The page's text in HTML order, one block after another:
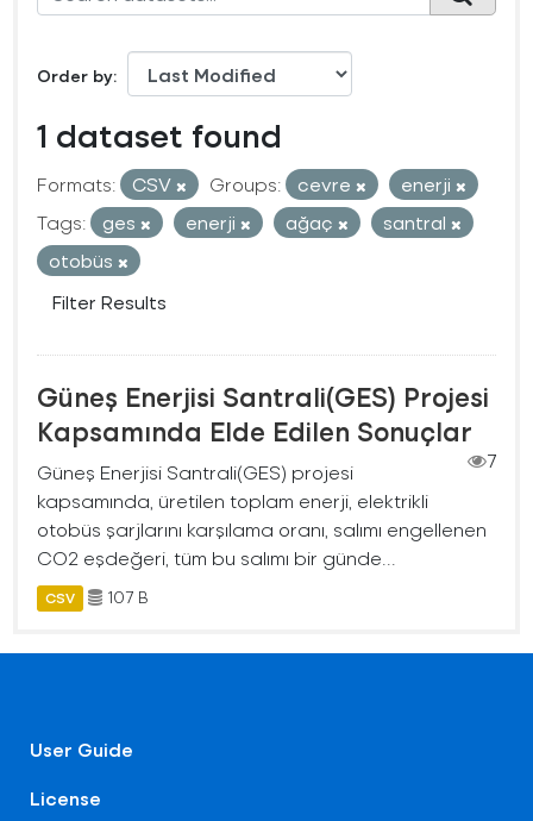
Order by
1 dataset found
Formats: CSV Groups: cevre
enerji
Tags:
ges enerji ağaç
santral
otobüs
Filter Results
Güneş Enerjisi Santrali(GES) Projesi
Kapsamında Elde Edilen Sonuçlar
7
Güneş Enerjisi Santrali(GES) projesi
kapsamında, üretilen toplam enerji, elektrikli
otobüs şarjlarını karşılama oranı, salımı engellenen
CO2 eşdeğeri, tüm bu salımı bir günde...
CSV 107 B
User Guide
License